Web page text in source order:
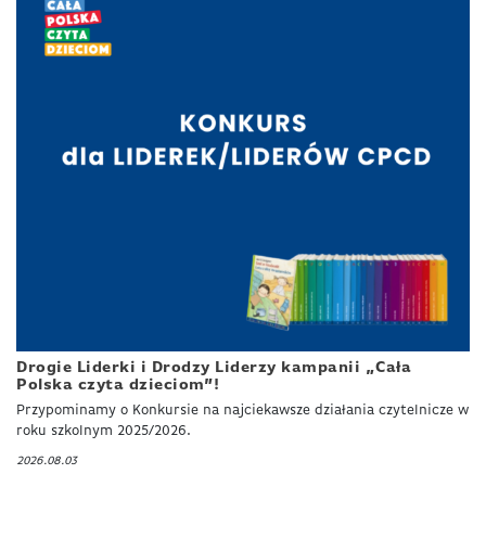
Drogie Liderki i Drodzy Liderzy kampanii „Cała
Polska czyta dzieciom”!
Przypominamy o Konkursie na najciekawsze działania czytelnicze w
roku szkolnym 2025/2026.
2026.08.03